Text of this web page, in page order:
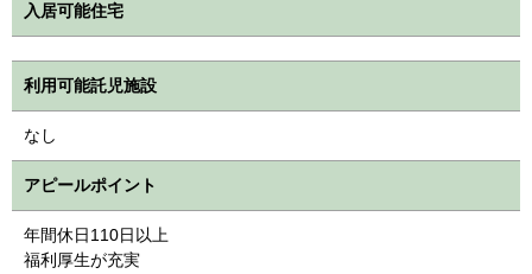
入居可能住宅
利用可能託児施設
なし
アピールポイント
年間休日110日以上
福利厚生が充実